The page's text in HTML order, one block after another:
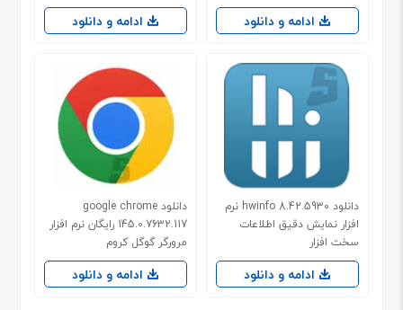
ادامه و دانلود ادامه و دانلود
دانلود hwinfo 8.42.5930 نرم
افزار نمایش دقیق اطلاعات
سخت افزار
ادامه و دانلود
دانلود google chrome
145.0.7632.117 رایگان نرم افزار
مرورگر گوگل کروم
ادامه و دانلود